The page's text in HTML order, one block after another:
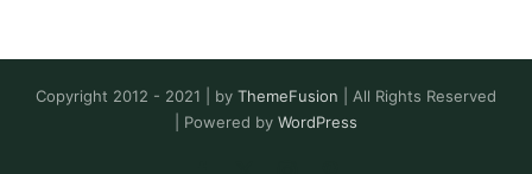
Copyright 2012 - 2021 | by ThemeFusion | All Rights Reserved
| Powered by WordPress